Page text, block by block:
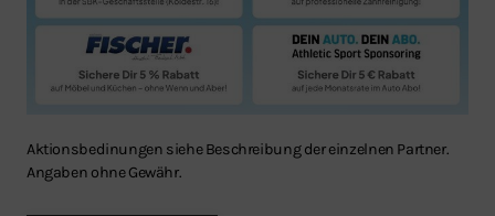
Aktionsbedinungen siehe Beschreibung der einzelnen Partner.
Angaben ohne Gewähr.